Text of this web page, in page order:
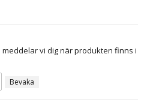
vi dig när produkten finns i
Bevaka